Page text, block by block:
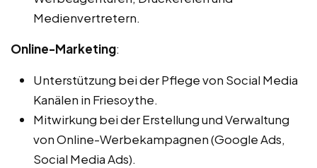
Medienvertretern.
Online-Marketing:
Unterstützung bei der Pflege von Social Media
Kanälen in Friesoythe.
Mitwirkung bei der Erstellung und Verwaltung
von Online-Werbekampagnen (Google Ads,
Social Media Ads).